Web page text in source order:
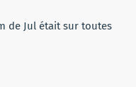
de Jul était sur toutes